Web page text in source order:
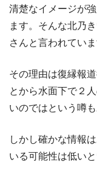
清楚なイメージが
ます。そんな北乃
さんと言われていま
その理由は復縁報
とから水面下で２
いのではという噂も
しかし確かな情報
いる可能性は低い